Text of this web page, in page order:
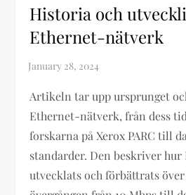
Historia och
Ethernet-nätverk
Artikeln tar upp ursprunget
Ethernet-nätverk, från dess
forskarna på Xerox PARC till
standarder. Den beskriver
utvecklats och förbättrats